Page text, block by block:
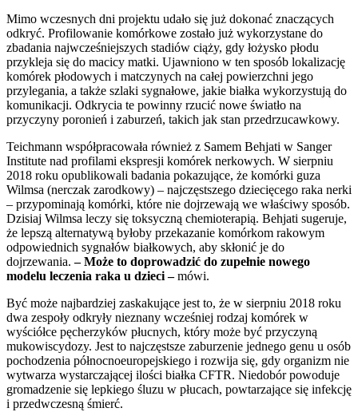
Mimo wczesnych dni projektu udało się już dokonać znaczących
odkryć. Profilowanie komórkowe zostało już wykorzystane do
zbadania najwcześniejszych stadiów ciąży, gdy łożysko płodu
przykleja się do macicy matki. Ujawniono w ten sposób lokalizację
komórek płodowych i matczynych na całej powierzchni jego
przylegania, a także szlaki sygnałowe, jakie białka wykorzystują do
komunikacji. Odkrycia te powinny rzucić nowe światło na
przyczyny poronień i zaburzeń, takich jak stan przedrzucawkowy.
Teichmann współpracowała również z Samem Behjati w Sanger
Institute nad profilami ekspresji komórek nerkowych. W sierpniu
2018 roku opublikowali badania pokazujące, że komórki guza
Wilmsa (nerczak zarodkowy) – najczęstszego dziecięcego raka nerki
– przypominają komórki, które nie dojrzewają we właściwy sposób.
Dzisiaj Wilmsa leczy się toksyczną chemioterapią. Behjati sugeruje,
że lepszą alternatywą byłoby przekazanie komórkom rakowym
odpowiednich sygnałów białkowych, aby skłonić je do
dojrzewania.– Może to doprowadzić do zupełnie nowego
modelu leczenia raka u dzieci –mówi.
Być może najbardziej zaskakujące jest to, że w sierpniu 2018 roku
dwa zespoły odkryły nieznany wcześniej rodzaj komórek w
wyściółce pęcherzyków płucnych, który może być przyczyną
mukowiscydozy. Jest to najczęstsze zaburzenie jednego genu u osób
pochodzenia północnoeuropejskiego i rozwija się, gdy organizm nie
wytwarza wystarczającej ilości białka CFTR. Niedobór powoduje
gromadzenie się lepkiego śluzu w płucach, powtarzające się infekcję
i przedwczesną śmierć.